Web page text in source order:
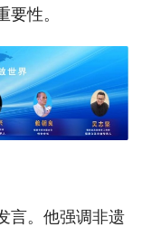
性。
言。他强调非遗